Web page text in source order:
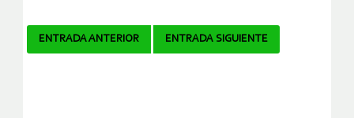
Navegador
ENTRADA ANTERIOR ENTRADA SIGUIENTE